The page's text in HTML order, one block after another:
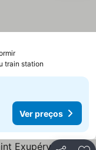
train station
Ver preços